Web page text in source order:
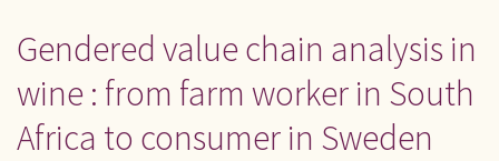
Gendered value chain analysis in
wine : from farm worker in South
Africa to consumer in Sweden